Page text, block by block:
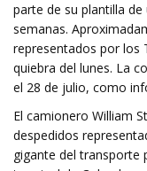
parte de su plantilla
semanas.
representados por los
quiebra del lunes. La
el 28 de julio, como
El camionero William
despedidos
gigante del transporte